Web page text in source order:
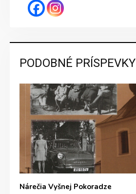
PODOBNÉ PRÍSPEVKY
Nárečia Vyšnej Pokoradze